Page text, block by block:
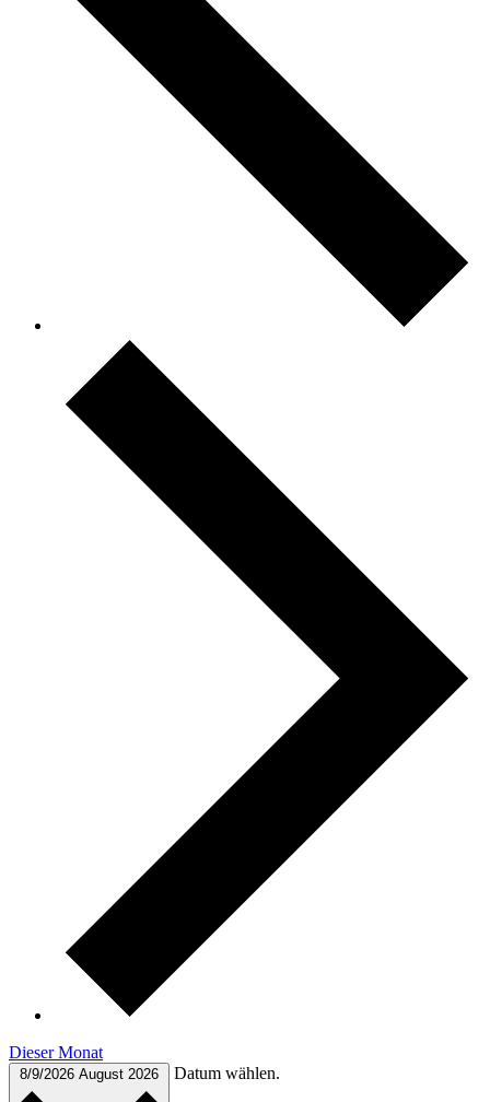
Dieser Monat
8/9/2026 August 2026 Datum wählen.